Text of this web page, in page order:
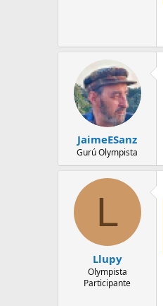
JaimeESanz
Gurú Olympista
L
Llupy
Olympista
Participante